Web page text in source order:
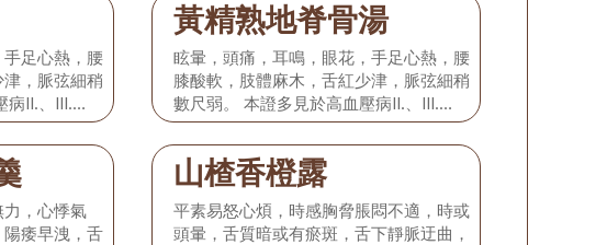
足心熱，腰
，脈弦細稍
病II.、III.
黃精熟地脊骨湯
眩暈，頭痛，耳鳴，眼花，手足心熱，腰
膝酸軟，肢體麻木，舌紅少津，脈弦細稍
數尺弱。 本證多見於高血壓病II.、III.
期。
，心悸氣
痿早洩，舌
山楂香橙露
平素易怒心煩，時感胸脅脹悶不適，時或
頭暈，舌質暗或有瘀斑，舌下靜脈迂曲，